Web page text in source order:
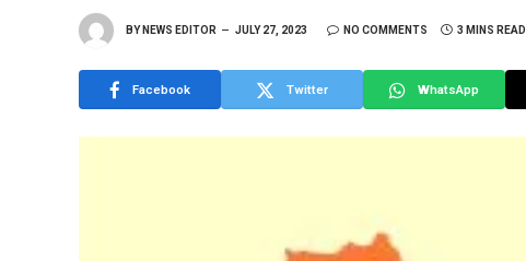
BY NEWS EDITOR JULY 27, 2023 NO COMMENTS 3 MINS READ
Facebook Twitter WhatsApp